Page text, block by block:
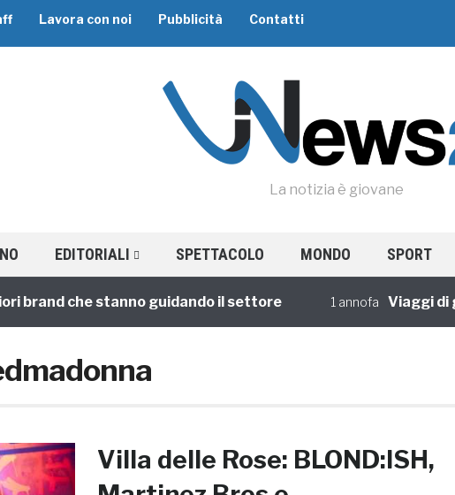
Lavora con noi Pubblicità Contatti
La notizia è giovane
EDITORIALI SPETTACOLO MONDO SPORT
che stanno guidando il settore 1 annofa Viaggi di
Villa delle Rose: BLOND:ISH,